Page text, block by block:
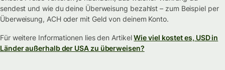
sendest und wie du deine Überweisung bezahlst – zum Beispiel per
Überweisung, ACH oder mit Geld von deinem Konto.
Für weitere Informationen lies den ArtikelWie viel kostet es, USD in
Länder außerhalb der USA zu überweisen?